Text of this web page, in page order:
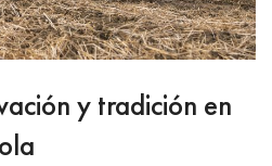
y tradición en